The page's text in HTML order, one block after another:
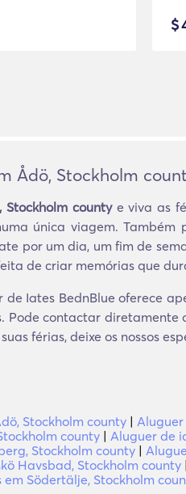
$
Ådö, Stockholm
countye viva as
única viagem.
por um dia, um fim de
de criar memórias que
Iates BednBlue oferece
Pode contactar
férias, deixe os nossos
Stockholm county | Aluguer
county | Aluguer de
Stockholm county |
Havsbad, Stockholm county |
Södertälje, Stockholm